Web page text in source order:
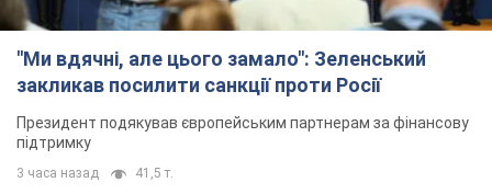
"Ми вдячні, але цього замало": Зеленський
закликав посилити санкції проти Росії
Президент подякував європейським партнерам за фінансову
підтримку
3 часа назад 41,5 т.